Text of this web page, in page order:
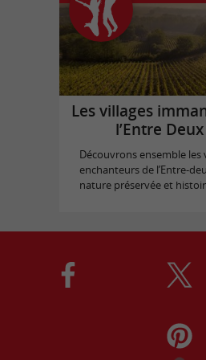
Les villages
l’Entre
Découvrons ensemble les
enchanteurs de l’Entre-
nature préservée et